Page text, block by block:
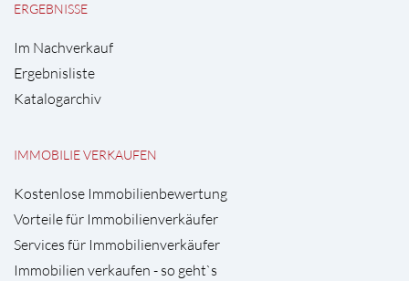
ERGEBNISSE
Im Nachverkauf
Ergebnisliste
Katalogarchiv
IMMOBILIE VERKAUFEN
Kostenlose Immobilienbewertung
Vorteile für Immobilienverkäufer
Services für Immobilienverkäufer
Immobilien verkaufen - so geht`s